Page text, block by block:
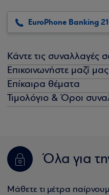
EuroPhone Banking
Κάντε τις συναλλαγές
Επικοινωνήστε μαζί μας
Επίκαιρα θέματα
Τιμολόγιο & Όροι
Όλα για
Μάθετε τι μέτρα